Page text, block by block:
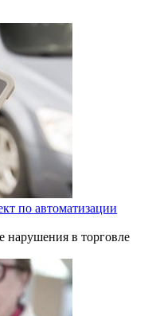
по автоматизации
нарушения в торговле